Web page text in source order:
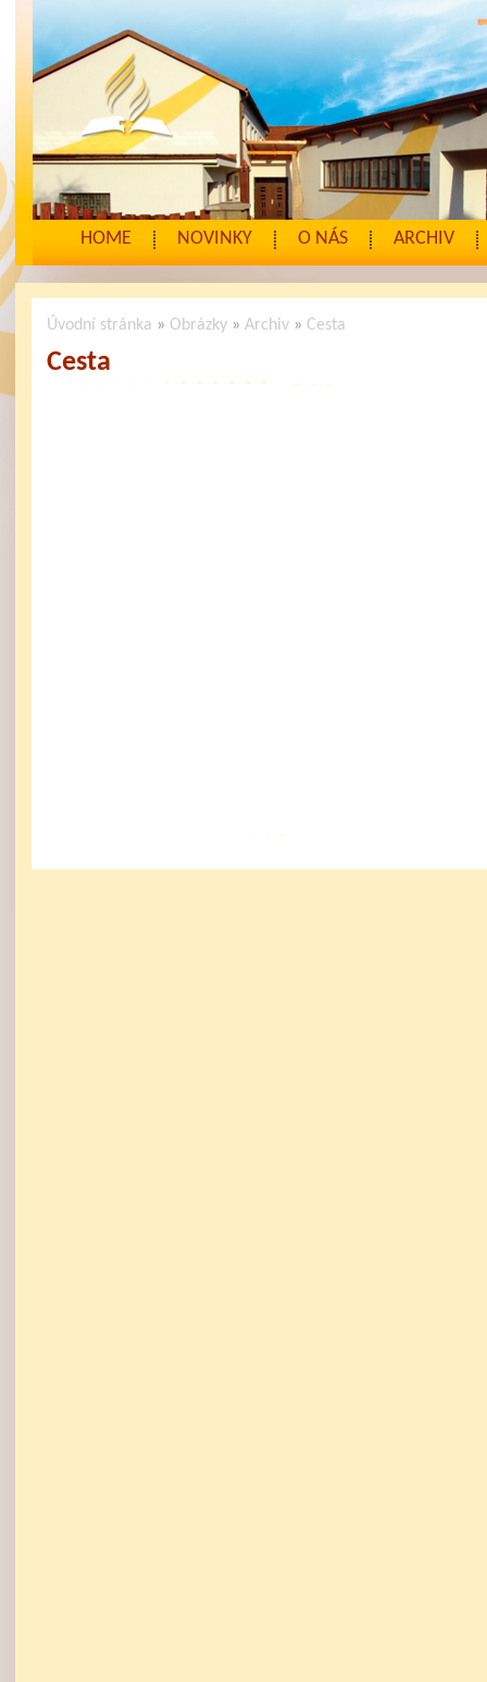
HOME NOVINKY O NÁS ARCHIV
Úvodní stránka » Obrázky »Archiv » Cesta
Cesta